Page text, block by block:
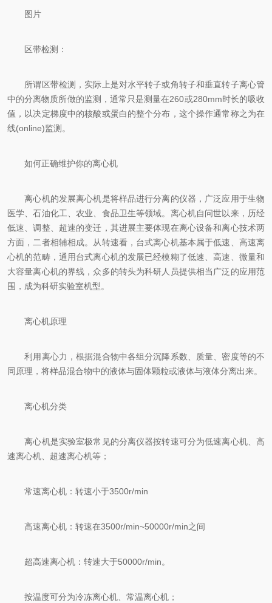
图片
区带检测：
所谓区带检测，实际上是对水平转子或角转子和垂直转子离心管
中的分离物质所做的监测，通常只是测量在260或280mm时长的吸收
值，以决定梯度中的核酸或蛋白的整个分布，这个操作通常称之为在
线(online)监测。
如何正确维护你的离心机
离心机的发展离心机是将样品进行分离的仪器，广泛应用于生物
医学、石油化工、农业、食品卫生等领域。离心机自问世以来，历经
低速、调整、超速的变迁，其进展主要体现在离心设备和离心技术两
方面，二者相辅相成。从转速看，台式离心机基本属于低速、高速离
心机的范畴，通用台式离心机的发展已经模糊了低速、高速、微量和
大容量离心机的界线，众多的转头为科研人员提供相当广泛的应用范
围，成为科研实验室机型。
离心机原理
利用离心力，根据混合物中各组分沉降系数、质量、密度等的不
同原理，将样品混合物中的液体与固体颗粒或液体与液体分离出来。
离心机分类
离心机是实验室极常见的分离仪器按转速可分为低速离心机、高
速离心机、超速离心机等；
常速离心机：转速小于3500r/min
高速离心机：转速在3500r/min~50000r/min之间
超高速离心机：转速大于50000r/min。
按温度可分为冷冻离心机、常温离心机；